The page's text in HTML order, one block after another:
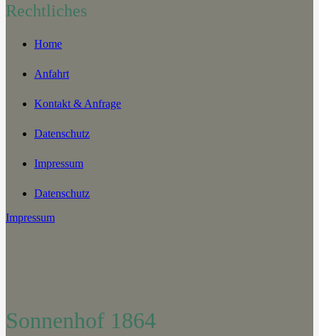
Rechtliches
Home
Anfahrt
Kontakt & Anfrage
Datenschutz
Impressum
Datenschutz
Impressum
Sonnenhof 1864